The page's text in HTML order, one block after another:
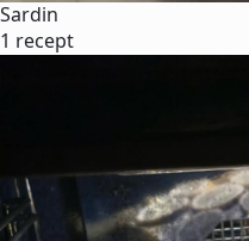
Sardin
1 recept